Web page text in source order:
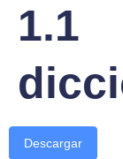
1.1
Descargar